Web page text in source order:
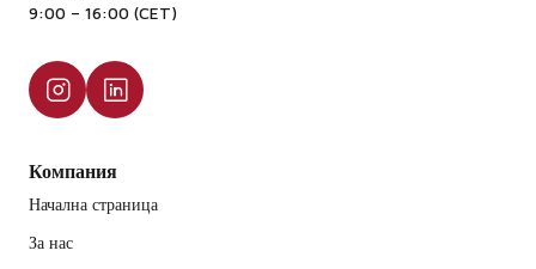
9:00 – 16:00 (CET)
Компания
Начална страница
За нас